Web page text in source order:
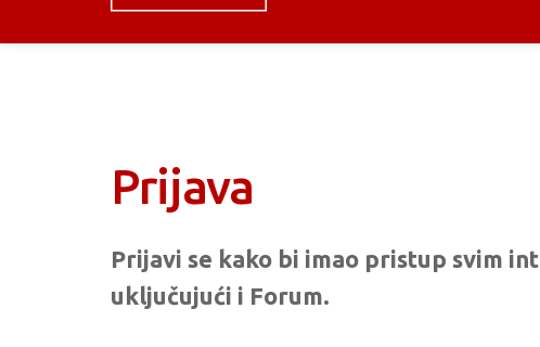
Prijava
Prijavi se kako bi imao pristup svim
uključujući i Forum.